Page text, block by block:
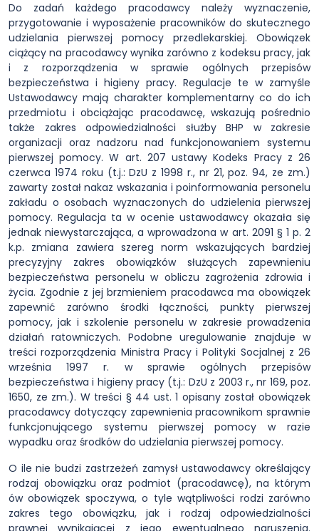
Do zadań każdego pracodawcy należy wyznaczenie,
przygotowanie i wyposażenie pracowników do skutecznego
udzielania pierwszej pomocy przedlekarskiej. Obowiązek
ciążący na pracodawcy wynika zarówno z kodeksu pracy, jak
i z rozporządzenia w sprawie ogólnych przepisów
bezpieczeństwa i higieny pracy. Regulacje te w zamyśle
Ustawodawcy mają charakter komplementarny co do ich
przedmiotu i obciążając pracodawcę, wskazują pośrednio
także zakres odpowiedzialności służby BHP w zakresie
organizacji oraz nadzoru nad funkcjonowaniem systemu
pierwszej pomocy. W art. 207 ustawy Kodeks Pracy z 26
czerwca 1974 roku (t.j.: DzU z 1998 r., nr 21, poz. 94, ze zm.)
zawarty został nakaz wskazania i poinformowania personelu
zakładu o osobach wyznaczonych do udzielenia pierwszej
pomocy. Regulacja ta w ocenie ustawodawcy okazała się
jednak niewystarczająca, a wprowadzona w art. 2091 § 1 p. 2
k.p. zmiana zawiera szereg norm wskazujących bardziej
precyzyjny zakres obowiązków służących zapewnieniu
bezpieczeństwa personelu w obliczu zagrożenia zdrowia i
życia. Zgodnie z jej brzmieniem pracodawca ma obowiązek
zapewnić zarówno środki łączności, punkty pierwszej
pomocy, jak i szkolenie personelu w zakresie prowadzenia
działań ratowniczych. Podobne uregulowanie znajduje w
treści rozporządzenia Ministra Pracy i Polityki Socjalnej z 26
września 1997 r. w sprawie ogólnych przepisów
bezpieczeństwa i higieny pracy (t.j.: DzU z 2003 r., nr 169, poz.
1650, ze zm.). W treści § 44 ust. 1 opisany został obowiązek
pracodawcy dotyczący zapewnienia pracownikom sprawnie
funkcjonującego systemu pierwszej pomocy w razie
wypadku oraz środków do udzielania pierwszej pomocy.
O ile nie budzi zastrzeżeń zamysł ustawodawcy określający
rodzaj obowiązku oraz podmiot (pracodawcę), na którym
ów obowiązek spoczywa, o tyle wątpliwości rodzi zarówno
zakres tego obowiązku, jak i rodzaj odpowiedzialności
prawnej wynikającej z jego ewentualnego naruszenia.